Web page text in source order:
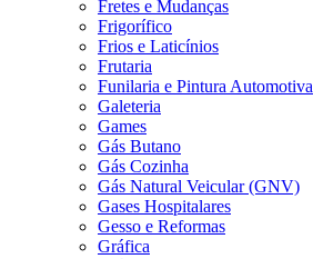
Fretes e Mudanças
Frigorífico
Frios e Laticínios
Frutaria
Funilaria e Pintura Automotiva
Galeteria
Games
Gás Butano
Gás Cozinha
Gás Natural Veicular (GNV)
Gases Hospitalares
Gesso e Reformas
Gráfica